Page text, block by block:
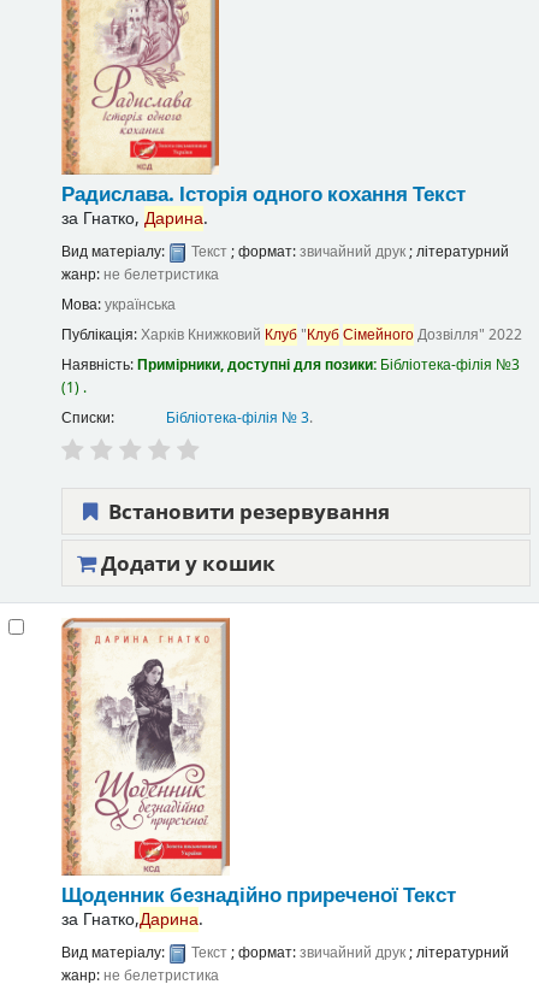
Радислава. Історія одного кохання Текст
за Гнатко, Дарина.
Вид матеріалу: Текст; формат:звичайний друк; літературний
жанр: не белетристика
Мова:українська
Публікація:Харків Книжковий Клуб"КлубСімейногоДозвілля" 2022
Наявність:Примірники, доступні для позики: Бібліотека-філія №3
(1) .
Списки:
Бібліотека-філія № 3.
Встановити резервування
Додати у кошик
Щоденник безнадійно приреченоїТекст
за Гнатко,Дарина.
Вид матеріалу: Текст; формат:звичайний друк; літературний
жанр:не белетристика